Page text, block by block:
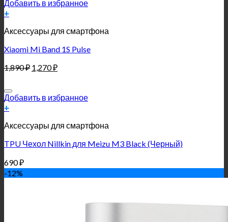
Добавить в избранное
+
Аксессуары для смартфона
Xiaomi Mi Band 1S Pulse
1,890₽ 1,270₽
Добавить в избранное
+
Аксессуары для смартфона
TPU Чехол Nillkin для Meizu M3 Black (Черный)
690₽
-12%